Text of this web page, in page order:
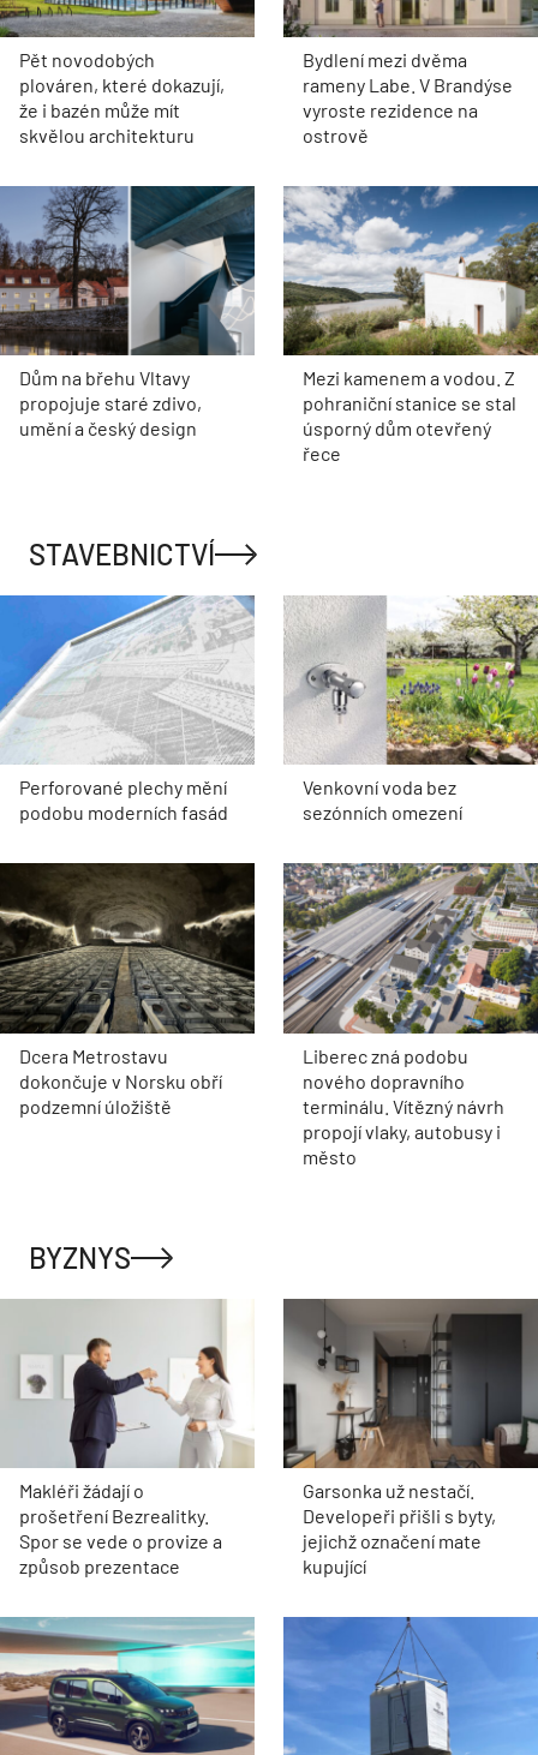
Pět novodobých
plováren, které dokazují,
že i bazén může mít
skvělou architekturu
Bydlení mezi dvěma
rameny Labe. V Brandýse
vyroste rezidence na
ostrově
Dům na břehu Vltavy
propojuje staré zdivo,
umění a český design
Mezi kamenem a vodou. Z
pohraniční stanice se stal
úsporný dům otevřený
řece
STAVEBNICTVÍ
Perforované plechy mění
podobu moderních fasád
Venkovní voda bez
sezónních omezení
Dcera Metrostavu
dokončuje v Norsku obří
podzemní úložiště
Liberec zná podobu
nového dopravního
terminálu. Vítězný návrh
propojí vlaky, autobusy i
město
BYZNYS
Makléři žádají o
prošetření Bezrealitky.
Spor se vede o provize a
způsob prezentace
Garsonka už nestačí.
Developeři přišli s byty,
jejichž označení mate
kupující